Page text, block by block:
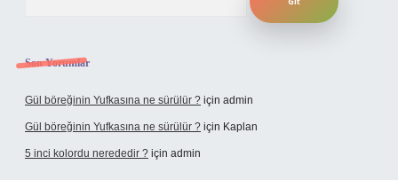
Son Yorumlar
Gül böreğinin Yufkasına ne sürülür ? için admin
Gül böreğinin Yufkasına ne sürülür ? için Kaplan
5 inci kolordu nerededir ? için admin